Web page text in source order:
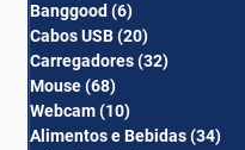
Banggood (6)
Cabos USB(20)
Carregadores(32)
Mouse(68)
Webcam(10)
Alimentos e Bebidas(34)